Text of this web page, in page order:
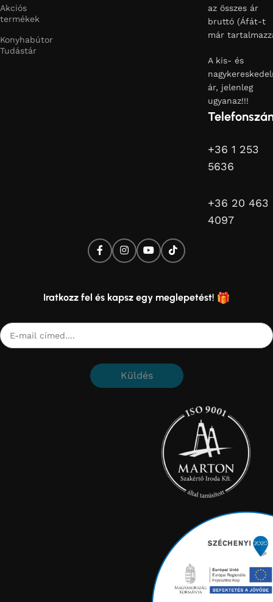
Akciós
termékek
Konyhabútor
Tudástár
az összes ár
bruttó (Áfát-t
már
A kis- és
ár, jelenleg
ugyanaz!!!
+36 1 253
5636
+36 20 463
4097
Iratkozz fel és kapsz egy meglepetést!
Küldés